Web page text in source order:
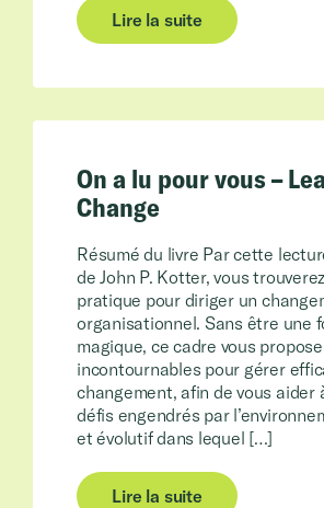
Lire la suite
On a lu pour vous –
Change
Résumé du livre Par cette
de John P. Kotter, vous
pratique pour diriger un
organisationnel. Sans être une
magique, ce cadre vous
incontournables pour gérer
changement, afin de vous aider
défis engendrés par
et évolutif dans lequel […]
Lire la suite